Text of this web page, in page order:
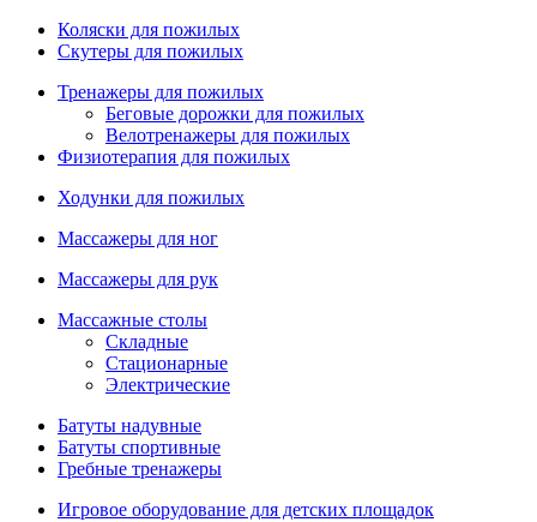
Коляски для пожилых
Скутеры для пожилых
Тренажеры для пожилых
Беговые дорожки для пожилых
Велотренажеры для пожилых
Физиотерапия для пожилых
Ходунки для пожилых
Массажеры для ног
Массажеры для рук
Массажные столы
Складные
Стационарные
Электрические
Батуты надувные
Батуты спортивные
Гребные тренажеры
Игровое оборудование для детских площадок